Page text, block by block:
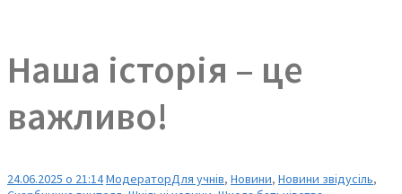
Наша історія – це
важливо!
24.06.2025 о 21:14МодераторДля учнів, Новини, Новини звідусіль,